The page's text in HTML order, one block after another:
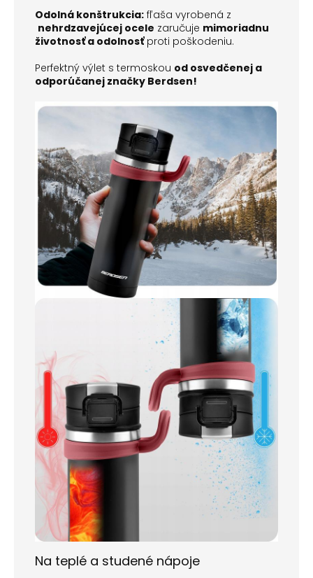
Odolná konštrukcia: fľaša vyrobená z
nehrdzavejúcej ocele zaručuje mimoriadnu
životnosť a odolnosťproti poškodeniu.
Perfektný výlet s termoskou od osvedčenej a
odporúčanej značky Berdsen!
Na teplé a studené nápoje